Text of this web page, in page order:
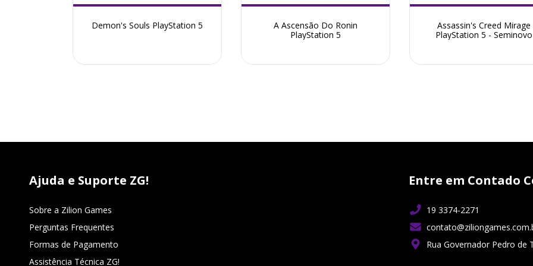
Demon's Souls PlayStation 5
A Ascensão Do Ronin
PlayStation 5
Assassin's Creed Mirage
PlayStation 5 - Seminovo
Ajuda e Suporte ZG!
Sobre a Zilion Games
Perguntas Frequentes
Formas de Pagamento
Assistência Técnica ZG!
Entre em Contado
19 3374-2271
Rua Governador Pedro de